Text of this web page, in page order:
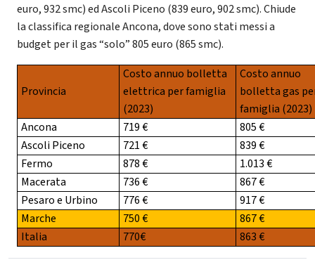
euro, 932 smc) ed Ascoli Piceno (839 euro, 902 smc). Chiude
la classifica regionale Ancona, dove sono stati messi a
budget per il gas “solo” 805 euro (865 smc).
Provincia
Costo annuo bolletta
elettrica per famiglia
(2023)
Costo annuo
bolletta gas
famiglia (2023)
Ancona
719 €
805 €
Ascoli Piceno
721 €
839 €
Fermo
878 €
1.013 €
Macerata
736 €
867 €
Pesaro e Urbino
776 €
917 €
Marche
750 €
867 €
Italia
770€ 863 €